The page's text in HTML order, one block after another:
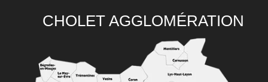
CHOLET AGGLOMÉRATION